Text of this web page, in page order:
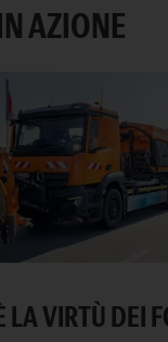
AZIONE
LA VIRTÙ DEI